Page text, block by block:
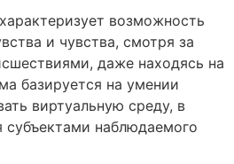
возможность
и чувства, смотря за
даже находясь на
базируется на умении
виртуальную среду, в
наблюдаемого